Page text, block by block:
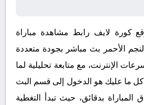
كورة لايف رابط مشاهدة مباراة
الأحمر بث مباشر بجودة متعددة
الإنترنت، مع متابعة تحليلية لما
كل ما عليك هو الدخول إلى قسم البث
المباراة بدقائق، حيث تبدأ التغطية